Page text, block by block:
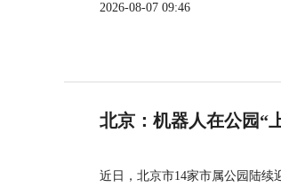
2026-08-07 09:46
北京：机器人在公园“
近日，北京市14家市属公园陆续